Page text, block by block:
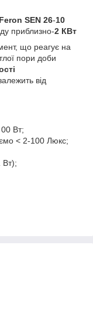
Feron SEN 26-10
приблизно-2 КВт
що реагує на
пори доби
від
Вт;
< 2-100 Люкс;
Вт);